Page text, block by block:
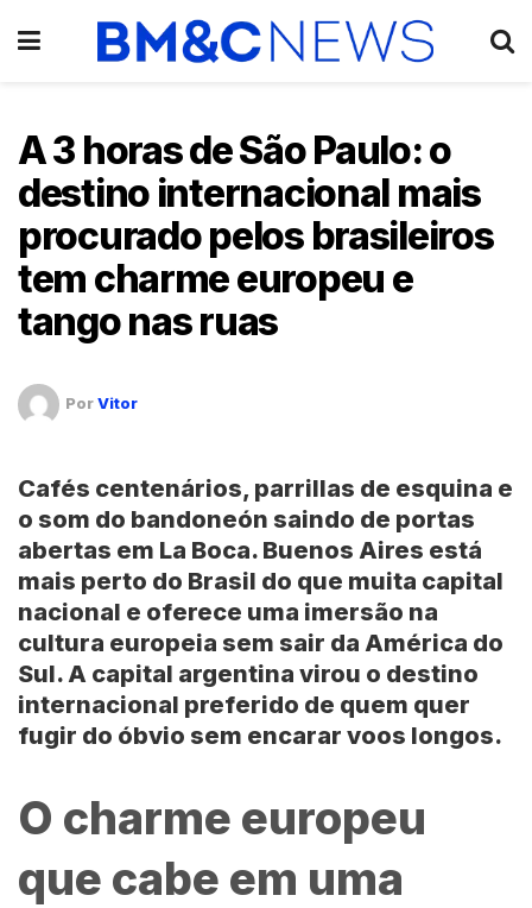
A 3 horas de São Paulo: o
destino internacional mais
procurado pelos brasileiros
tem charme europeu e
tango nas ruas
PorVitor
Cafés centenários, parrillas de esquina e
o som do bandoneón saindo de portas
abertas em La Boca. Buenos Aires está
mais perto do Brasil do que muita capital
nacional e oferece uma imersão na
cultura europeia sem sair da América do
Sul. A capital argentina virou o destino
internacional preferido de quem quer
fugir do óbvio sem encarar voos longos.
O charme europeu
que cabe em uma